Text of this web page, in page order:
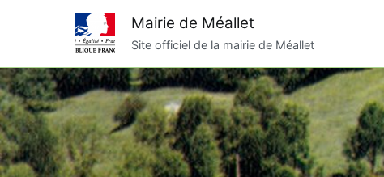
Mairie de Méallet
Site officiel de la mairie de Méallet